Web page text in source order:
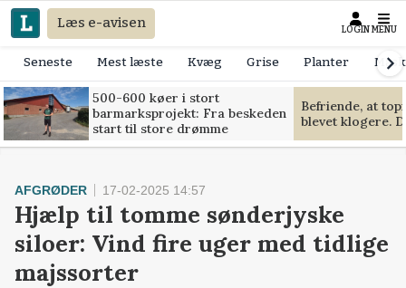
Læs e-avisen LOGIN MENU
Seneste Mest læste Kvæg Grise Planter
500-600 køer i stort
barmarksprojekt: Fra beskeden
start til store drømme
Befriende, at
blevet klogere.
AFGRØDER 17-02-2025 14:57
Hjælp til tomme sønderjyske
siloer: Vind fire uger med tidlige
majssorter